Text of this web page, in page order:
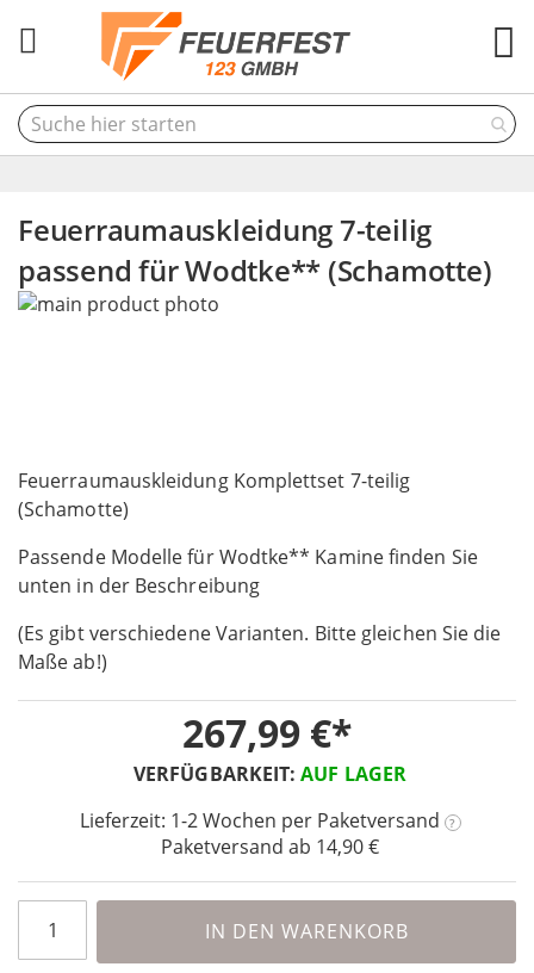
Feuerraumauskleidung 7-teilig
passend für Wodtke** (Schamotte)
Feuerraumauskleidung Komplettset 7-teilig
(Schamotte)
Passende Modelle für Wodtke** Kamine finden Sie
unten in der Beschreibung
(Es gibt verschiedene Varianten. Bitte gleichen Sie die
Maße ab!)
VERFÜGBARKEIT:AUF LAGER
Lieferzeit: 1-2 Wochen per Paketversand ?
Paketversand ab 14,90 €
267,99 €
IN DEN WARENKORB
Skip
gallery
to
the
of
the
gallery